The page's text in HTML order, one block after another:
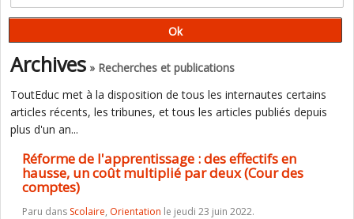
Archives » Recherches et publications
ToutEduc met à la disposition de tous les internautes certains
articles récents, les tribunes, et tous les articles publiés depuis
plus d'un an...
Réforme de l'apprentissage : des effectifs en
hausse, un coût multiplié par deux (Cour des
comptes)
Paru dans Scolaire, Orientation le jeudi 23 juin 2022.